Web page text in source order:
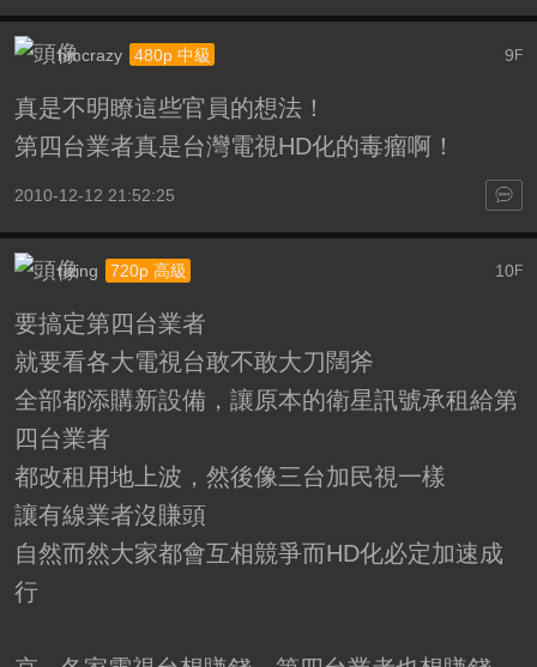
9 F
hmcrazy 480p 中級
真是不明瞭這些官員的想法！
第四台業者真是台灣電視HD化的毒瘤啊！
2010-12-12 21:52:25
10F
rizing 720p 高級
要搞定第四台業者
就要看各大電視台敢不敢大刀闊斧
全部都添購新設備，讓原本的衛星訊號承租給第
四台業者
都改租用地上波，然後像三台加民視一樣
讓有線業者沒賺頭
自然而然大家都會互相競爭而HD化必定加速成
行